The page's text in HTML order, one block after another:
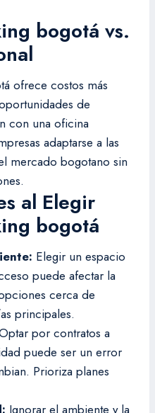
bogotá vs.
ofrece costos más
de
con una oficina
adaptarse a las
mercado bogotano sin
al Elegir
bogotá
Elegir un espacio
puede afectar la
cerca de
principales.
por contratos a
puede ser un error
Prioriza planes
Ignorar el ambiente y la